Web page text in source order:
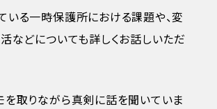
いる一時保護所における課題や、変
などについても詳しくお話しいただ
を取りながら真剣に話を聞いていま